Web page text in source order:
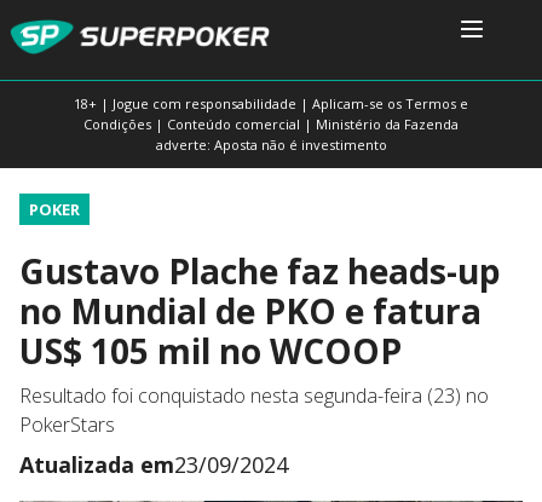
18+ | Jogue com responsabilidade | Aplicam-se os Termos e
Condições | Conteúdo comercial | Ministério da Fazenda
adverte: Aposta não é investimento
POKER
Gustavo Plache faz heads-up
no Mundial de PKO e fatura
US$ 105 mil no WCOOP
Resultado foi conquistado nesta segunda-feira (23) no
PokerStars
Atualizada em23/09/2024